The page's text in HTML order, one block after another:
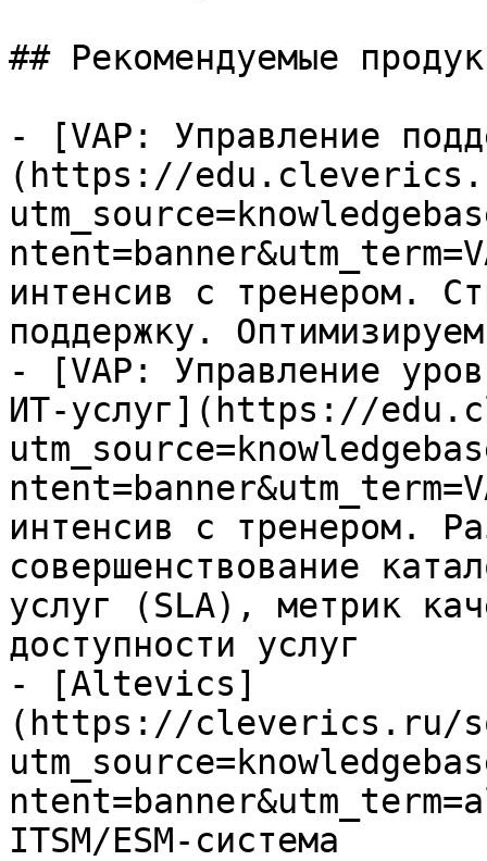
## Рекомендуемые
- [VAP: Управление
(https://
интенсив с тренером.
поддержку.
- [VAP: Управление
ИТ-услуг](https://
интенсив с тренером.
совершенствование
услуг (SLA), метрик
доступности услуг
- [Altevics]
(https://cleverics.ru/
ITSM/ESM-система